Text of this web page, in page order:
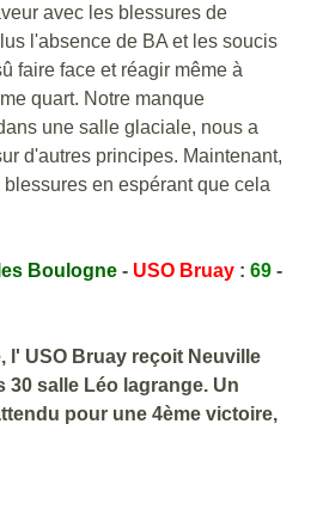
avec les blessures de
l'absence de BA et les soucis
faire face et réagir même à
quart. Notre manque
une salle glaciale, nous a
d'autres principes. Maintenant,
en espérant que cela
Boulogne - USO Bruay : 69 -
l' USO Bruay reçoit Neuville
30 salle Léo lagrange. Un
pour une 4ème victoire,